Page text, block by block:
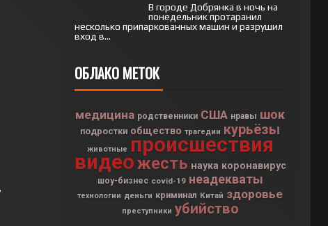
В городе Добрянка в ночь на
понедельник протаранил
несколько припаркованных машин и разрушил
вход в...
ОБЛАКО МЕТОК
медицина родственники США нравы шок
подростки общество трагедии курьёзы
животные происшествия
видеожесть наука коронавирус
шоу-бизнес covid-19 неадекваты
технологии деньги криминал Китай здоровье
преступники убийство